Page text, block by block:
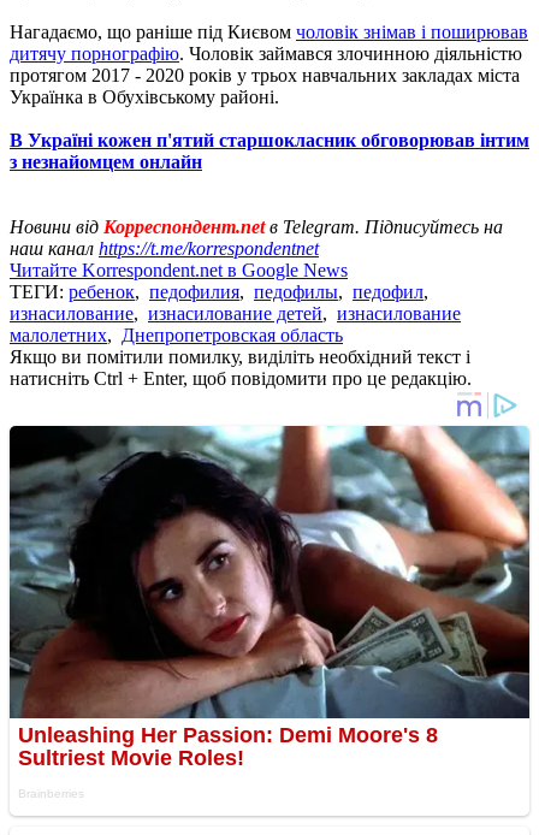
Нагадаємо, що раніше під Києвом чоловік знімав і поширював
дитячу порнографію. Чоловік займався злочинною діяльністю
протягом 2017 - 2020 років у трьох навчальних закладах міста
Українка в Обухівському районі.
В Україні кожен п'ятий старшокласник обговорював інтим
з незнайомцем онлайн
Новини від Корреспондент.netв Telegram. Підписуйтесь на
наш канал https://t.me/korrespondentnet
Читайте Korrespondent.net в Google News
ТЕГИ: ребенок, педофилия, педофилы, педофил,
изнасилование, изнасилование детей, изнасилование
малолетних, Днепропетровская область
Якщо ви помітили помилку, виділіть необхідний текст і
натисніть Ctrl + Enter, щоб повідомити про це редакцію.